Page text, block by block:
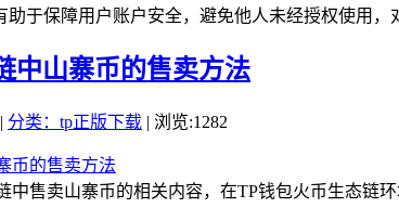
于保障用户账户安全，避免他人未经授权使用，
中山寨币的售卖方法
分类：tp正版下载 | 浏览:1282
中售卖山寨币的相关内容，在TP钱包火币生态链